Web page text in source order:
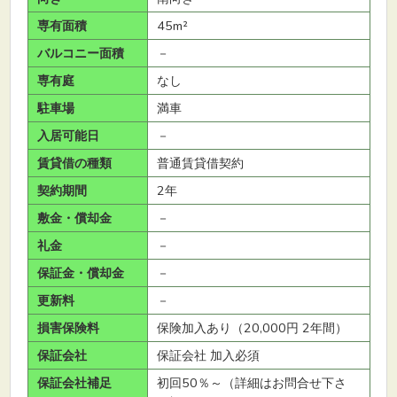
専有面積
45m²
バルコニー面積
－
専有庭
なし
駐車場
満車
入居可能日
－
賃貸借の種類
普通賃貸借契約
契約期間
2年
敷金・償却金
－
礼金
－
保証金・償却金
－
更新料
－
損害保険料
保険加入あり（20,000円 2年間）
保証会社
保証会社 加入必須
保証会社補足
初回50％～（詳細はお問合せ下さ